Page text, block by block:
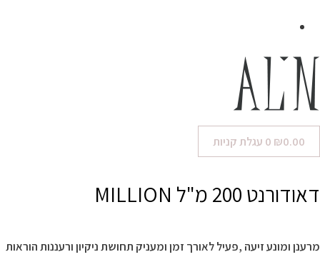
₪0.00
0 עגלת קניות
דאודורנט 200 מ"ל MILLION
מרענן ומונע זיעה ,פעיל לאורך זמן ומעניק תחושת ניקיון ורעננות הוראות